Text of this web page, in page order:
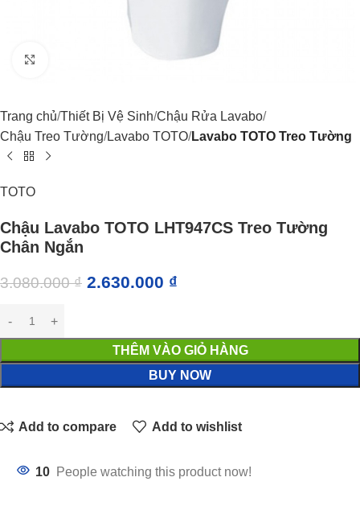
Trang chủ Thiết Bị Vệ Sinh Chậu Rửa Lavabo
Chậu Treo Tường Lavabo TOTO Lavabo TOTO Treo Tường
TOTO
Chậu Lavabo TOTO LHT947CS Treo Tường
Chân Ngắn
3.080.000₫ 2.630.000 ₫
THÊM VÀO GIỎ HÀNG
BUY NOW
Add to compare Add to wishlist
10 People watching this product now!